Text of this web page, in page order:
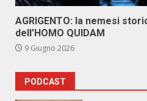
AGRIGENTO: la nemesi
dell’HOMO QUIDAM
9 Giugno 2026
PODCAST